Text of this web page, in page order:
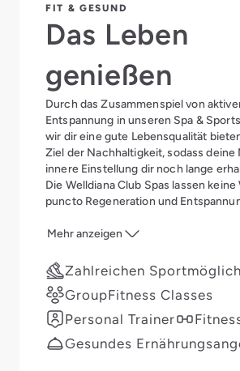
FIT & GESUND
Das Leben
genießen
Durch das Zusammenspiel von
Entspannung in unseren Spa &
wir dir eine gute Lebensqualität
Ziel der Nachhaltigkeit, sodass deine
innere Einstellung dir noch lange
Die Welldiana Club Spas lassen
puncto Regeneration und
Mehr anzeigen
Zahlreichen
GroupFitness Classes
Personal Trainer
Gesundes